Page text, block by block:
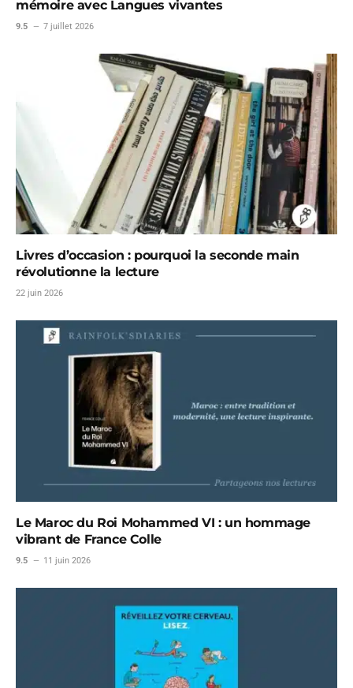
mémoire avec Langues vivantes
9.5 7 juillet 2026
Livres d’occasion : pourquoi la seconde main
révolutionne la lecture
22 juin 2026
Le Maroc du Roi Mohammed VI : un hommage
vibrant de France Colle
9.5 11 juin 2026